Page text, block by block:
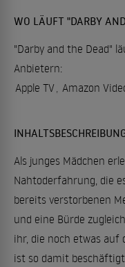
WO LÄUFT "DARBY
"Darby and the Dead"
Anbietern:
Apple TV, Amazon
Als junges Mädchen
Nahtoderfahrung, die
bereits verstorbenen
und eine Bürde
ihr, die noch etwas auf
ist so damit